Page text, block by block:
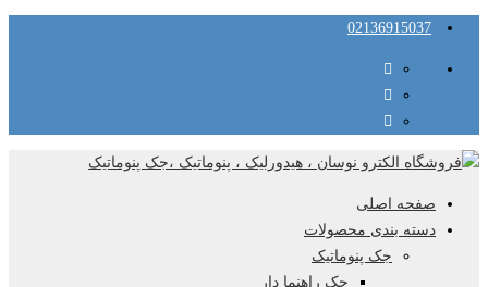
02136915037
صفحه اصلی
دسته بندی محصولات
جک پنوماتیک
جک راهنما دار